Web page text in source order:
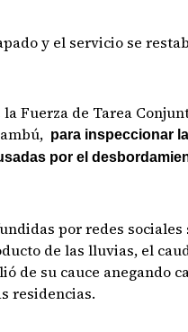
y el servicio se
Fuerza de Tarea
para inspeccionar
por el
por redes sociales
de las lluvias, el
de su cauce anegando
residencias.